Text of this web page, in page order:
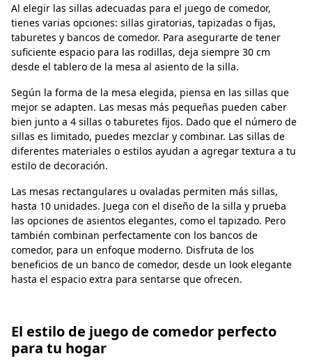
Al elegir las sillas adecuadas para el juego de comedor,
tienes varias opciones: sillas giratorias, tapizadas o fijas,
taburetes y bancos de comedor. Para asegurarte de tener
suficiente espacio para las rodillas, deja siempre 30 cm
desde el tablero de la mesa al asiento de la silla.
Según la forma de la mesa elegida, piensa en las sillas que
mejor se adapten. Las mesas más pequeñas pueden caber
bien junto a 4 sillas o taburetes fijos. Dado que el número de
sillas es limitado, puedes mezclar y combinar. Las sillas de
diferentes materiales o estilos ayudan a agregar textura a tu
estilo de decoración.
Las mesas rectangulares u ovaladas permiten más sillas,
hasta 10 unidades. Juega con el diseño de la silla y prueba
las opciones de asientos elegantes, como el tapizado. Pero
también combinan perfectamente con los bancos de
comedor, para un enfoque moderno. Disfruta de los
beneficios de un banco de comedor, desde un look elegante
hasta el espacio extra para sentarse que ofrecen.
El estilo de juego de comedor perfecto
para tu hogar